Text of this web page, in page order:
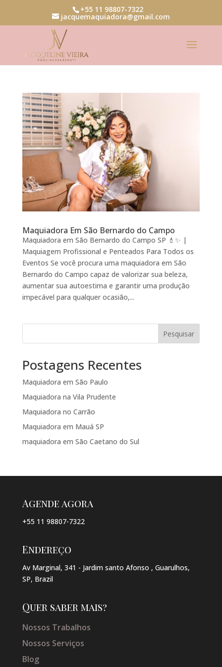
+55 11 98807-7322
jacquemaquiadora@gmail.com
Maquiadora Em São Bernardo do Campo
Maquiadora em São Bernardo do Campo SP 💄✨ |
Maquiagem Profissional e Penteados Para Todos os
Eventos Se você procura uma maquiadora em São
Bernardo do Campo capaz de valorizar sua beleza,
aumentar sua autoestima e garantir uma produção
impecável para qualquer ocasião,...
Pesquisar
Postagens Recentes
Maquiadora em São Paulo
Maquiadora na Vila Prudente
Maquiadora no Carrão
Maquiadora em Mauá SP
maquiadora em São Caetano do Sul
Agende agora
+55 11 98807-7322
Endereço
Av Marginal, 341 - Jardim santo Afonso , Guarulhos,
SP, Brazil
Quer saber mais?
Nossos Trabalhos
Nossos Serviços
Blog